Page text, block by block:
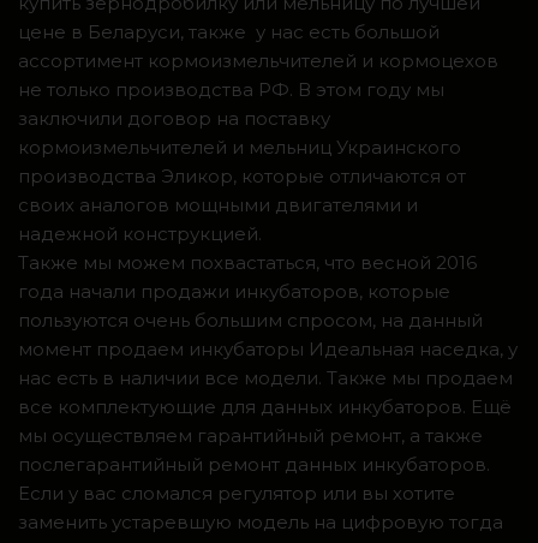
цене в Беларуси, также у нас есть большой
ассортимент кормоизмельчителей и кормоцехов
не только производства РФ. В этом году мы
заключили договор на поставку
кормоизмельчителей и мельниц Украинского
производства Эликор, которые отличаются от
своих аналогов мощными двигателями и
надежной конструкцией.
Также мы можем похвастаться, что весной 2016
года начали продажи инкубаторов, которые
пользуются очень большим спросом, на данный
момент продаем инкубаторы Идеальная наседка, у
нас есть в наличии все модели. Также мы продаем
все комплектующие для данных инкубаторов. Ещё
мы осуществляем гарантийный ремонт, а также
послегарантийный ремонт данных инкубаторов.
Если у вас сломался регулятор или вы хотите
заменить устаревшую модель на цифровую тогда